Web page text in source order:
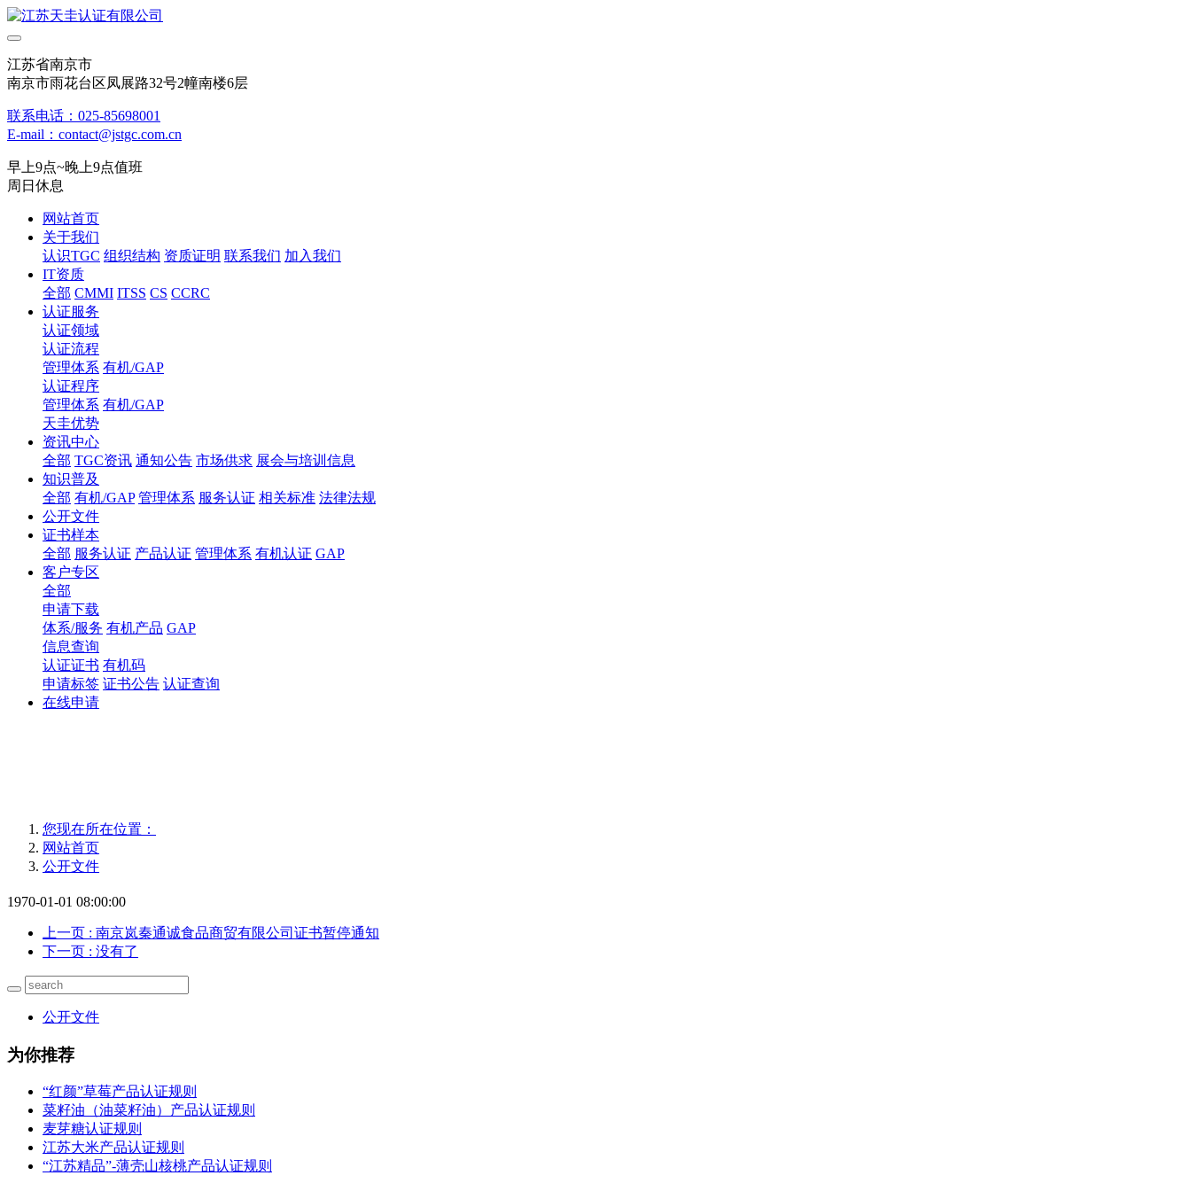
江苏省南京市
南京市雨花台区凤展路32号2幢南楼6层
联系电话：025-85698001
E-mail：contact@jstgc.com.cn
早上9点~晚上9点值班
周日休息
网站首页
关于我们
认识TGC 组织结构 资质证明 联系我们 加入我们
IT资质
全部 CMMI ITSS CS CCRC
认证服务
认证领域
认证流程
管理体系 有机/GAP
认证程序
管理体系 有机/GAP
天圭优势
资讯中心
全部 TGC资讯 通知公告 市场供求 展会与培训信息
知识普及
全部 有机/GAP 管理体系 服务认证 相关标准 法律法规
公开文件
证书样本
全部 服务认证 产品认证 管理体系 有机认证 GAP
客户专区
全部
申请下载
体系/服务 有机产品 GAP
信息查询
认证证书 有机码
申请标签 证书公告 认证查询
在线申请
您现在所在位置：
网站首页
公开文件
1970-01-01 08:00:00
上一页 : 南京岚秦通诚食品商贸有限公司证书暂停通知
下一页 : 没有了
公开文件
为你推荐
“红颜”草莓产品认证规则
菜籽油（油菜籽油）产品认证规则
麦芽糖认证规则
江苏大米产品认证规则
“江苏精品”-薄壳山核桃产品认证规则